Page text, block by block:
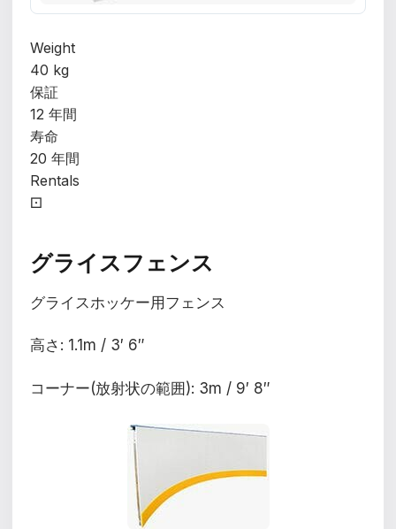
Weight
40 kg
保証
12 年間
寿命
20 年間
Rentals
⚀
グライスフェンス
グライスホッケー用フェンス
高さ: 1.1m / 3′ 6″
コーナー(放射状の範囲): 3m / 9′ 8″